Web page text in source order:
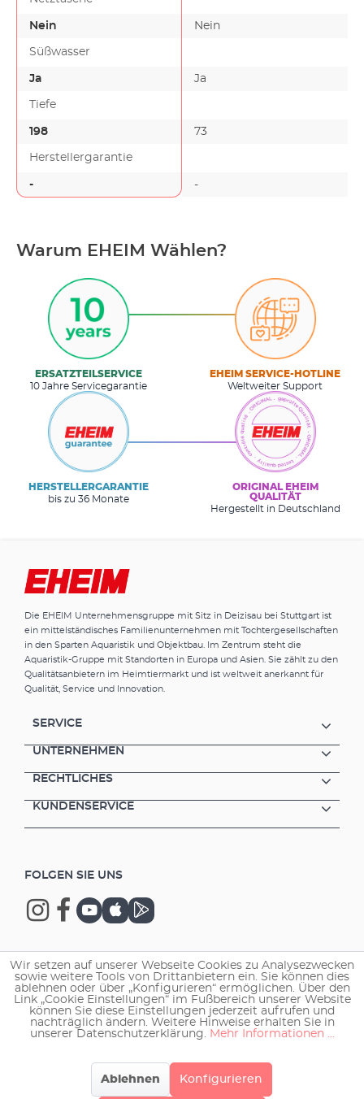
Nein Nein
Süßwasser
Ja Ja
Tiefe
198 73
Herstellergarantie
- -
Warum EHEIM Wählen?
ERSATZTEILSERVICE
10 Jahre Servicegarantie
EHEIM SERVICE-HOTLINE
Weltweiter Support
HERSTELLERGARANTIE
bis zu 36 Monate
ORIGINAL EHEIM
QUALITÄT
Hergestellt in Deutschland
Die EHEIM Unternehmensgruppe mit Sitz in Deizisau bei Stuttgart ist
ein mittelständisches Familienunternehmen mit Tochtergesellschaften
in den Sparten Aquaristik und Objektbau. Im Zentrum steht die
Aquaristik-Gruppe mit Standorten in Europa und Asien. Sie zählt zu den
Qualitätsanbietern im Heimtiermarkt und ist weltweit anerkannt für
Qualität, Service und Innovation.
SERVICE
UNTERNEHMEN
RECHTLICHES
KUNDENSERVICE
FOLGEN SIE UNS
Copyright © 2026 EHEIM GmbH & Co. KG.
Wir setzen auf unserer Webseite Cookies zu Analysezwecken
sowie weitere Tools von Drittanbietern ein. Sie können dies
ablehnen oder über „Konfigurieren“ ermöglichen. Über den
Link „Cookie Einstellungen“ im Fußbereich unserer Website
können Sie diese Einstellungen jederzeit aufrufen und
nachträglich ändern. Weitere Hinweise erhalten Sie in
unserer Datenschutzerklärung. Mehr Informationen ...
Ablehnen Konfigurieren